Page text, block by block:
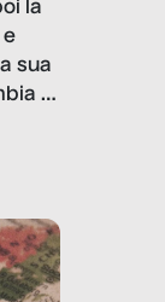
la
e
sua
il